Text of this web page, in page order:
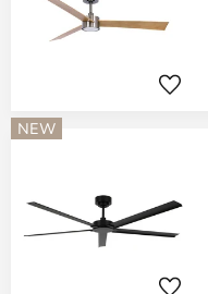
NEW